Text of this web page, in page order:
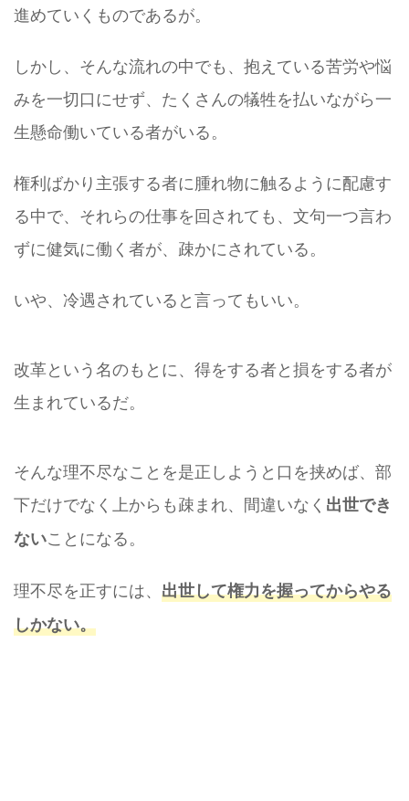
進めていくものであるが。
しかし、そんな流れの中でも、抱えている苦労や悩
みを一切口にせず、たくさんの犠牲を払いながら一
生懸命働いている者がいる。
権利ばかり主張する者に腫れ物に触るように配慮す
る中で、それらの仕事を回されても、文句一つ言わ
ずに健気に働く者が、疎かにされている。
いや、冷遇されていると言ってもいい。
改革という名のもとに、得をする者と損をする者が
生まれているだ。
そんな理不尽なことを是正しようと口を挟めば、部
下だけでなく上からも疎まれ、間違いなく 出世でき
ないことになる。
理不尽を正すには、 出世して権力を握ってからやる
しかない。